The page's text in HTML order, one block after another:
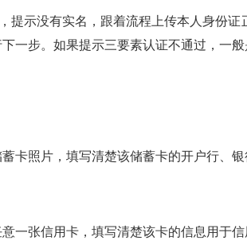
提示没有实名，跟着流程上传本人身份
一步。如果提示三要素认证不通过，一
蓄卡照片，填写清楚该储蓄卡的开户行、
意一张信用卡，填写清楚该卡的信息用于信